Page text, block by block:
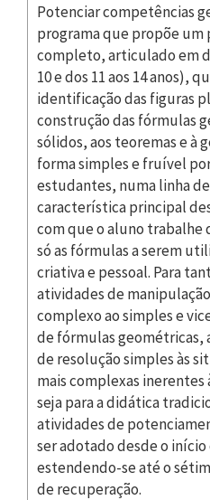
Potenciar competências
programa que propõe
completo, articulado em
10 e dos 11 aos 14 anos),
identificação das figuras
construção das fórmulas
sólidos, aos teoremas e à
forma simples e fruível
estudantes, numa linha
característica principal
com que o aluno trabalhe
só as fórmulas a serem
criativa e pessoal. Para
atividades de
complexo ao simples e
de fórmulas geométricas,
de resolução simples às
mais complexas inerentes
seja para a didática
atividades de
ser adotado desde o
estendendo-se até o
de recuperação.